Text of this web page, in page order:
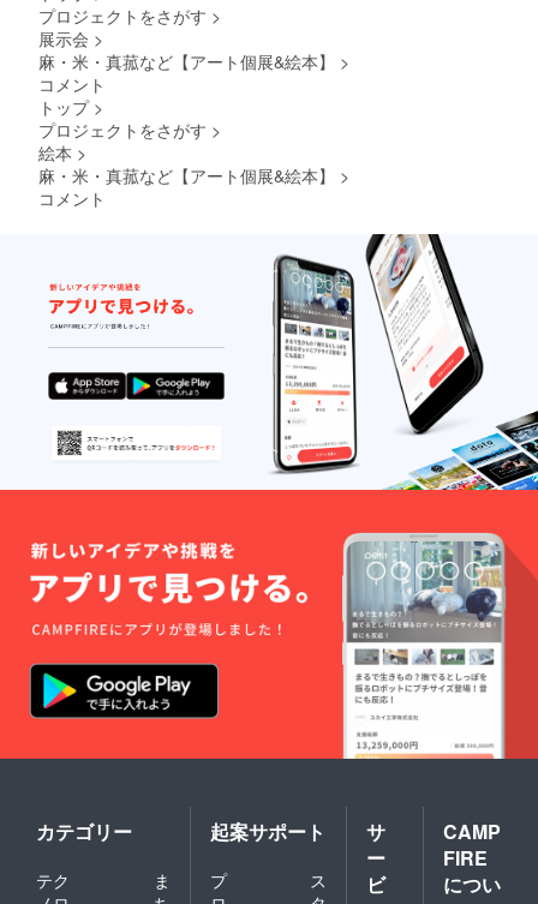
プロジェクトをさがす >
展示会 >
麻・米・真菰など【アート個展&絵本】
>
コメント
トップ >
プロジェクトをさがす >
絵本 >
麻・米・真菰など【アート個展&絵本】
>
コメント
カテゴリー
テク
ま
起案サポート
プ
ス
サ
ー
ビ
CAMP
FIRE
につい